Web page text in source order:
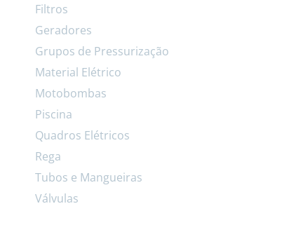
Filtros
Geradores
Grupos de Pressurização
Material Elétrico
Motobombas
Piscina
Quadros Elétricos
Rega
Tubos e Mangueiras
Válvulas